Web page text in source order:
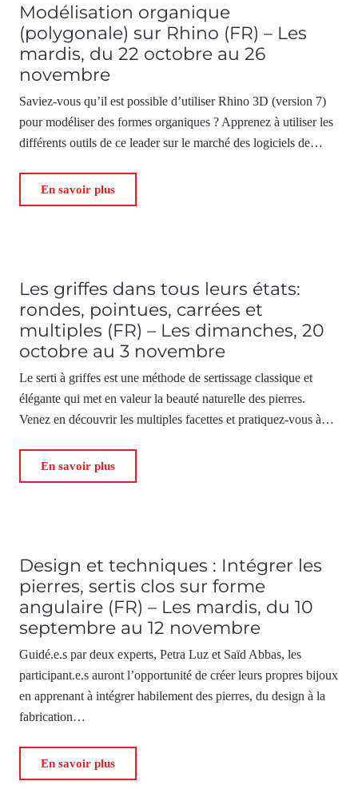
Modélisation organique
(polygonale) sur Rhino (FR) – Les
mardis, du 22 octobre au 26
novembre
Saviez-vous qu’il est possible d’utiliser Rhino 3D (version 7)
pour modéliser des formes organiques ? Apprenez à utiliser les
différents outils de ce leader sur le marché des logiciels de…
En savoir plus
Les griffes dans tous leurs états:
rondes, pointues, carrées et
multiples (FR) – Les dimanches, 20
octobre au 3 novembre
Le serti à griffes est une méthode de sertissage classique et
élégante qui met en valeur la beauté naturelle des pierres.
Venez en découvrir les multiples facettes et pratiquez-vous à…
En savoir plus
Design et techniques : Intégrer les
pierres, sertis clos sur forme
angulaire (FR) – Les mardis, du 10
septembre au 12 novembre
Guidé.e.s par deux experts, Petra Luz et Saïd Abbas, les
participant.e.s auront l’opportunité de créer leurs propres bijoux
en apprenant à intégrer habilement des pierres, du design à la
fabrication…
En savoir plus